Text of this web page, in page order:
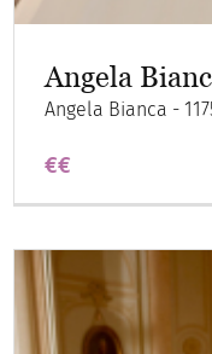
Angela
Angela Bianca -
€€